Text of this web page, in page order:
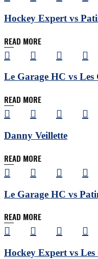
Hockey Expert vs
READ MORE
Le Garage HC vs Les
READ MORE
Danny Veillette
READ MORE
Le Garage HC vs
READ MORE
Hockey Expert vs Les